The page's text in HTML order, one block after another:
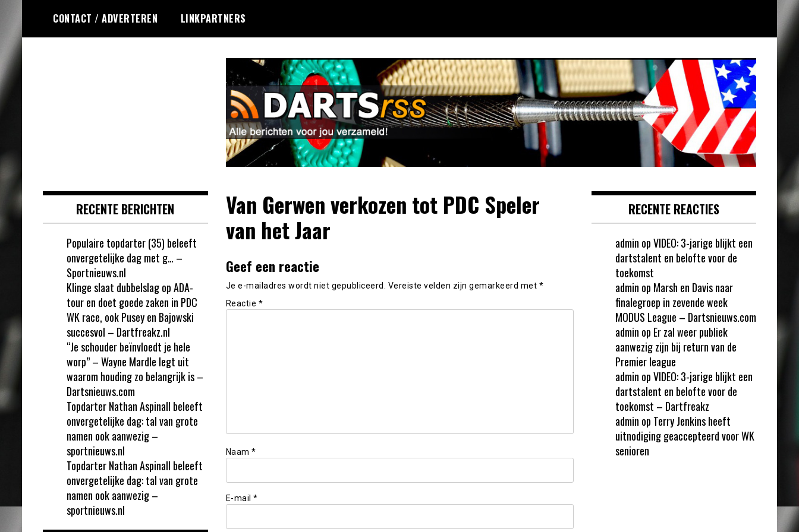
de
inhoud
CONTACT / ADVERTEREN LINKPARTNERS
Van Gerwen verkozen tot PDC Speler
van het Jaar
Geef een reactie
Je e-mailadres wordt niet gepubliceerd. Vereiste velden zijn gemarkeerd met *
Reactie *
Naam *
E-mail *
RECENTE BERICHTEN
Populaire topdarter (35) beleeft
onvergetelijke dag met g… –
Sportnieuws.nl
Klinge slaat dubbelslag op ADA-
tour en doet goede zaken in PDC
WK race, ook Pusey en Bajowski
succesvol – Dartfreakz.nl
“Je schouder beïnvloedt je hele
worp” – Wayne Mardle legt uit
waarom houding zo belangrijk is –
Dartsnieuws.com
Topdarter Nathan Aspinall beleeft
onvergetelijke dag: tal van grote
namen ook aanwezig –
sportnieuws.nl
Topdarter Nathan Aspinall beleeft
onvergetelijke dag: tal van grote
namen ook aanwezig –
sportnieuws.nl
RECENTE REACTIES
admin opVIDEO: 3-jarige blijkt een
dartstalent en belofte voor de
toekomst
admin op Marsh en Davis naar
finalegroep in zevende week
MODUS League – Dartsnieuws.com
admin op Er zal weer publiek
aanwezig zijn bij return van de
Premier league
admin opVIDEO: 3-jarige blijkt een
dartstalent en belofte voor de
toekomst – Dartfreakz
admin op Terry Jenkins heeft
uitnodiging geaccepteerd voor WK
senioren